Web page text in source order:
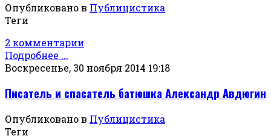
Опубликовано в Публицистика
Теги
2 комментарии
Подробнее ...
Воскресенье, 30 ноября 2014 19:18
Писатель и спасатель батюшка Александр Авдюгин
Опубликовано в Публицистика
Теги